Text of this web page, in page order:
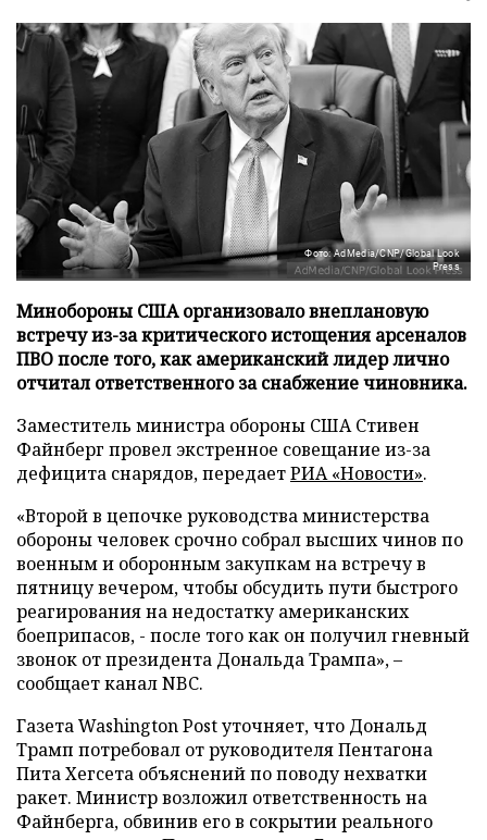
Фото: AdMedia/CNP/Global Look
Press
Минобороны США организовало внеплановую
встречу из-за критического истощения арсеналов
ПВО после того, как американский лидер лично
отчитал ответственного за снабжение чиновника.
Заместитель министра обороны США Стивен
Файнберг провел экстренное совещание из-за
дефицита снарядов, передаетРИА «Новости».
«Второй в цепочке руководства министерства
обороны человек срочно собрал высших чинов по
военным и оборонным закупкам на встречу в
пятницу вечером, чтобы обсудить пути быстрого
реагирования на недостатку американских
боеприпасов, - после того как он получил гневный
звонок от президента Дональда Трампа», –
сообщает канал NBC.
Газета Washington Post уточняет, что Дональд
Трамп потребовал от руководителя Пентагона
Пита Хегсета объяснений по поводу нехватки
ракет. Министр возложил ответственность на
Файнберга, обвинив его в сокрытии реального